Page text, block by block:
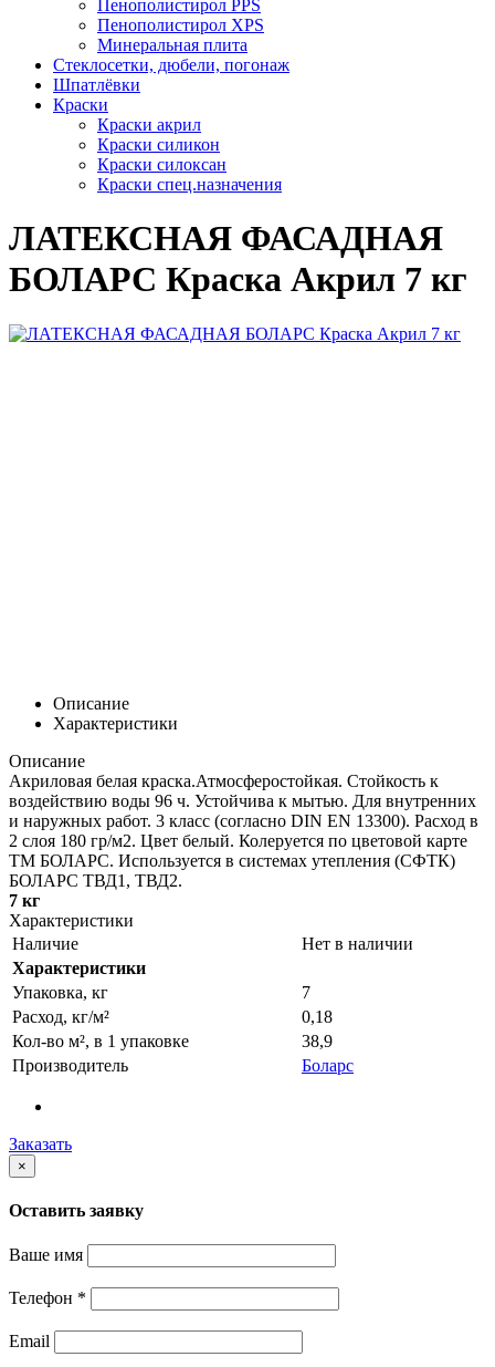
Пенополистирол PPS
Пенополистирол XPS
Минеральная плита
Стеклосетки, дюбели, погонаж
Шпатлёвки
Краски
Краски акрил
Краски силикон
Краски силоксан
Краски спец.назначения
ЛАТЕКСНАЯ ФАСАДНАЯ
БОЛАРС Краска Акрил 7 кг
Описание
Характеристики
Описание
Акриловая белая краска.Атмосферостойкая. Стойкость к
воздействию воды 96 ч. Устойчива к мытью. Для внутренних
и наружных работ. 3 класс (согласно DIN EN 13300). Расход в
2 слоя 180 гр/м2. Цвет белый. Колеруется по цветовой карте
ТМ БОЛАРС. Используется в системах утепления (СФТК)
БОЛАРС ТВД1, ТВД2.
7 кг
Характеристики
Наличие
Нет в наличии
Характеристики
Упаковка, кг
7
Расход, кг/м²
0,18
Кол-во м², в 1 упаковке
38,9
Производитель
Боларс
Заказать
×
Оставить заявку
Ваше имя
Телефон *
Email